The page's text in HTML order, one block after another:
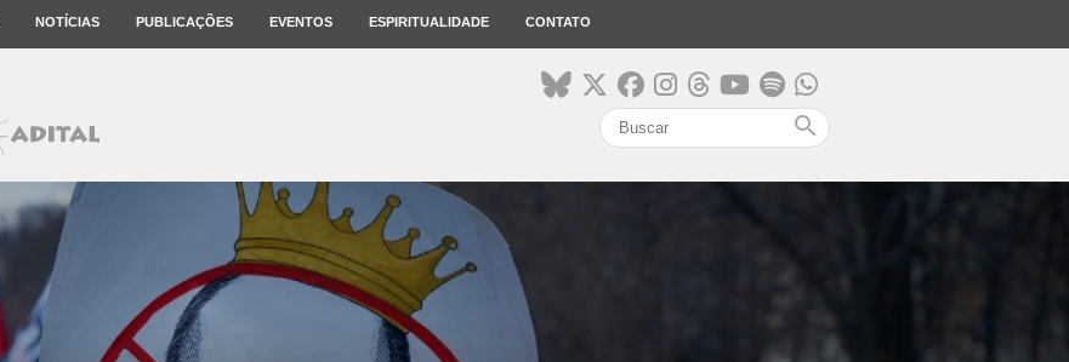
NOTÍCIAS PUBLICAÇÕES EVENTOS ESPIRITUALIDADE CONTATO
search